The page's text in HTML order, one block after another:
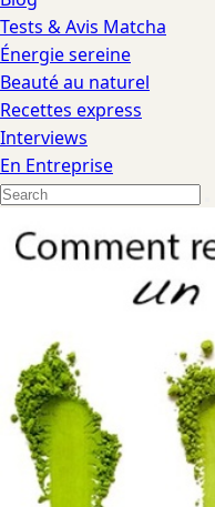
Tests & Avis Matcha
Énergie sereine
Beauté au naturel
Recettes express
Interviews
En Entreprise